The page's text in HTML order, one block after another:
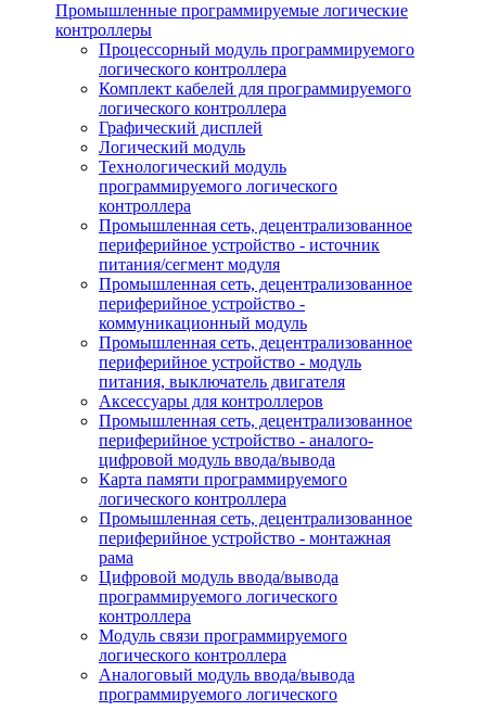
Промышленные программируемые логические
контроллеры
Процессорный модуль программируемого
логического контроллера
Комплект кабелей для программируемого
логического контроллера
Графический дисплей
Логический модуль
Технологический модуль
программируемого логического
контроллера
Промышленная сеть, децентрализованное
периферийное устройство - источник
питания/сегмент модуля
Промышленная сеть, децентрализованное
периферийное устройство -
коммуникационный модуль
Промышленная сеть, децентрализованное
периферийное устройство - модуль
питания, выключатель двигателя
Аксессуары для контроллеров
Промышленная сеть, децентрализованное
периферийное устройство - аналого-
цифровой модуль ввода/вывода
Карта памяти программируемого
логического контроллера
Промышленная сеть, децентрализованное
периферийное устройство - монтажная
рама
Цифровой модуль ввода/вывода
программируемого логического
контроллера
Модуль связи программируемого
логического контроллера
Аналоговый модуль ввода/вывода
программируемого логического